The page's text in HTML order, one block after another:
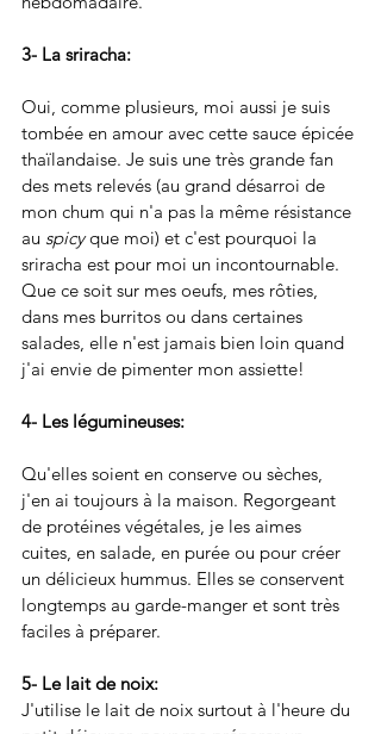
3- La sriracha:
Oui, comme plusieurs, moi aussi je suis
tombée en amour avec cette sauce épicée
thaïlandaise. Je suis une très grande fan
des mets relevés (au grand désarroi de
mon chum qui n'a pas la même résistance
au spicy que moi) et c'est pourquoi la
sriracha est pour moi un incontournable.
Que ce soit sur mes oeufs, mes rôties,
dans mes burritos ou dans certaines
salades, elle n'est jamais bien loin quand
j'ai envie de pimenter mon assiette!
4- Les légumineuses:
Qu'elles soient en conserve ou sèches,
j'en ai toujours à la maison. Regorgeant
de protéines végétales, je les aimes
cuites, en salade, en purée ou pour créer
un délicieux hummus. Elles se conservent
longtemps au garde-manger et sont très
faciles à préparer.
5- Le lait de noix:
J'utilise le lait de noix surtout à l'heure du